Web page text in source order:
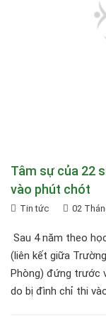
Tâm sự của 22
vào phút chót
Tin tức 02
Sau 4 năm theo
(liên kết giữa
Phòng) đứng trước
do bị đình chỉ thi